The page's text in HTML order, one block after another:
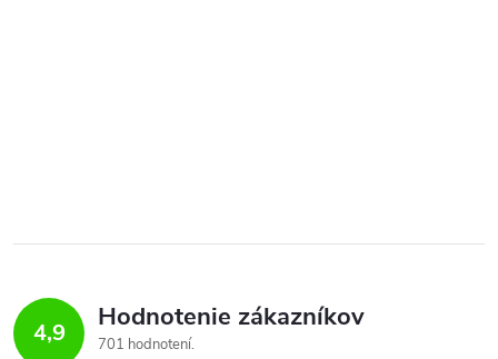
4,9 Hodnotenie zákazníkov
701 hodnotení